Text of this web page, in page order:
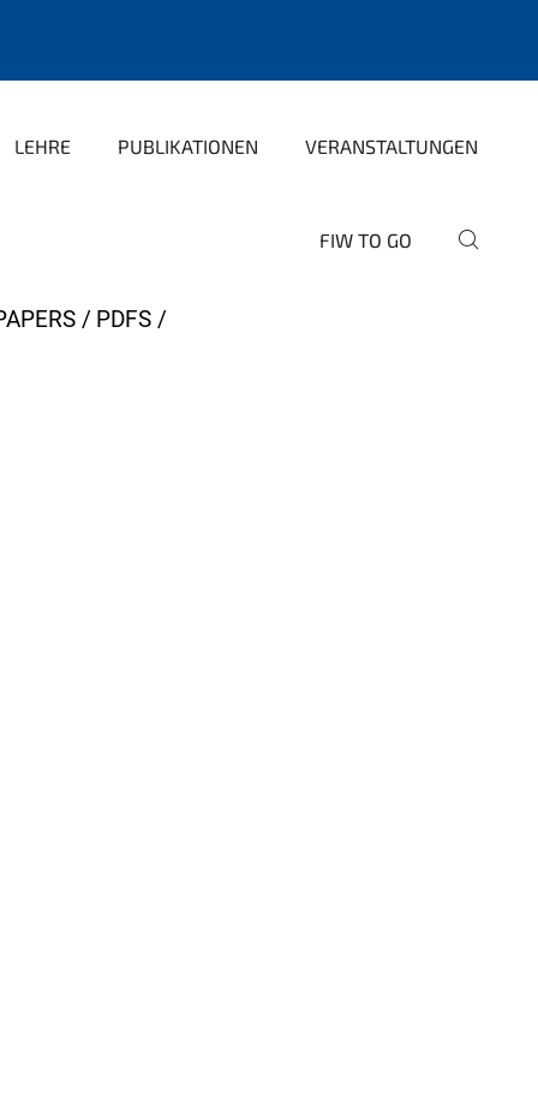
LEHRE PUBLIKATIONEN VERANSTALTUNGEN
FIW TO GO
PDFS